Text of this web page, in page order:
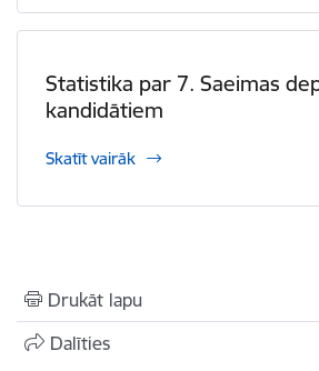
Statistika par 7. Saeimas
kandidātiem
Skatīt vairāk
Drukāt lapu
Dalīties